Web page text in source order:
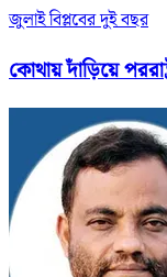
জুলাই বিপ্লবের দুই বছর
কোথায় দাঁড়িয়ে